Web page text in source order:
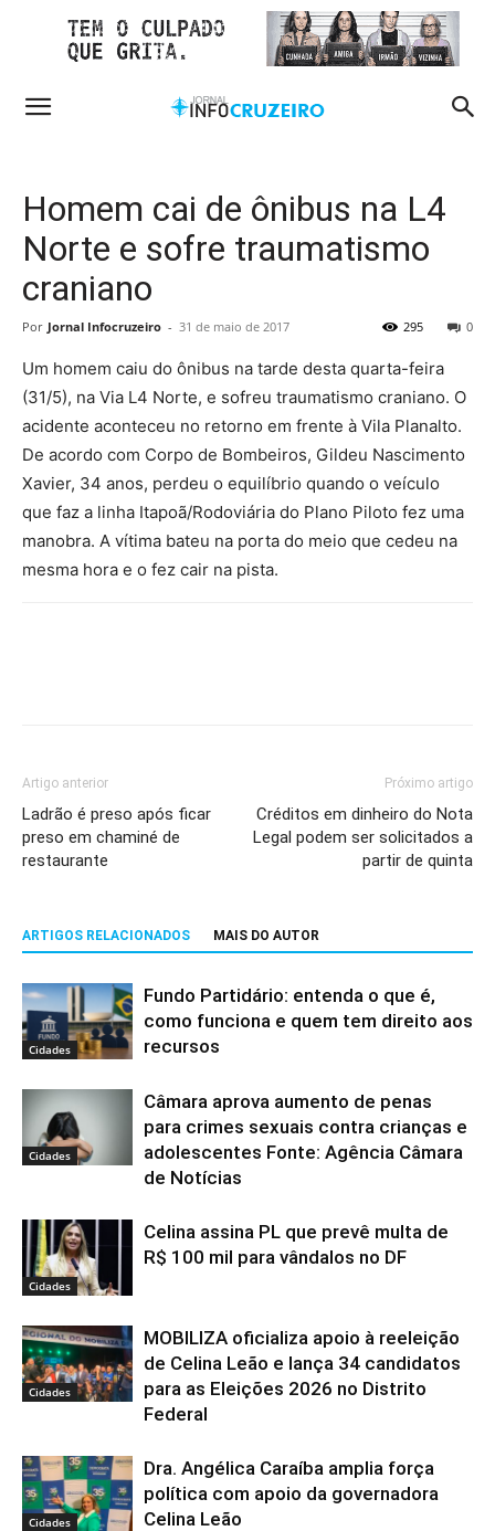
Homem cai de ônibus na L4
Norte e sofre traumatismo
craniano
Por Jornal Infocruzeiro - 31 de maio de 2017 0
295
Um homem caiu do ônibus na tarde desta quarta-feira
(31/5), na Via L4 Norte, e sofreu traumatismo craniano. O
acidente aconteceu no retorno em frente à Vila Planalto.
De acordo com Corpo de Bombeiros, Gildeu Nascimento
Xavier, 34 anos, perdeu o equilíbrio quando o veículo
que faz a linha Itapoã/Rodoviária do Plano Piloto fez uma
manobra. A vítima bateu na porta do meio que cedeu na
mesma hora e o fez cair na pista.
Artigo anterior
Ladrão é preso após ficar
preso em chaminé de
restaurante
Próximo artigo
Créditos em dinheiro do Nota
Legal podem ser solicitados a
partir de quinta
ARTIGOS RELACIONADOS MAIS DO AUTOR
Cidades
Fundo Partidário: entenda o que é,
como funciona e quem tem direito aos
recursos
Cidades
Câmara aprova aumento de penas
para crimes sexuais contra crianças e
adolescentes Fonte: Agência Câmara
de Notícias
Cidades
Celina assina PL que prevê multa de
R$ 100 mil para vândalos no DF
Cidades
MOBILIZA oficializa apoio à reeleição
de Celina Leão e lança 34 candidatos
para as Eleições 2026 no Distrito
Federal
Cidades
Dra. Angélica Caraíba amplia força
política com apoio da governadora
Celina Leão